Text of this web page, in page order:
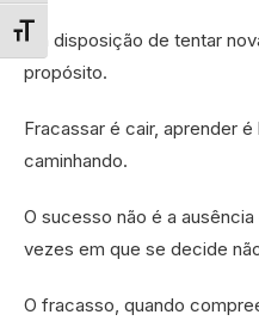
Alternar tamanho da fonte
É a disposição de tentar
propósito.
Fracassar é cair, aprender
caminhando.
O sucesso não é a
vezes em que se decide
O fracasso, quando